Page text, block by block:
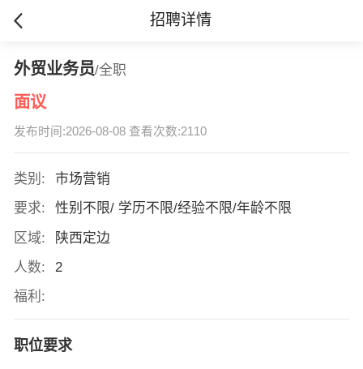
招聘详情
外贸业务员/全职
面议
发布时间:2026-08-08 查看次数:2110
类别:
市场营销
要求:
性别不限/ 学历不限/经验不限/年龄不限
区域:
陕西定边
人数:
2
福利:
职位要求